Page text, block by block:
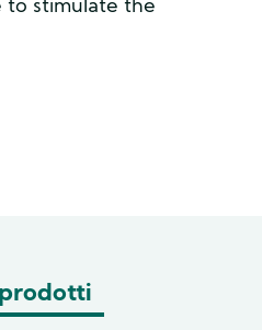
to stimulate the